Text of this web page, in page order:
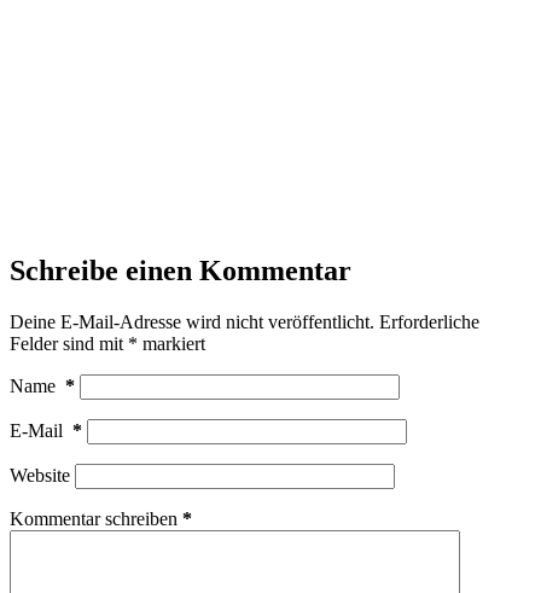
Schreibe einen Kommentar
Deine E-Mail-Adresse wird nicht veröffentlicht. Erforderliche
Felder sind mit * markiert
Name *
E-Mail *
Website
Kommentar schreiben *